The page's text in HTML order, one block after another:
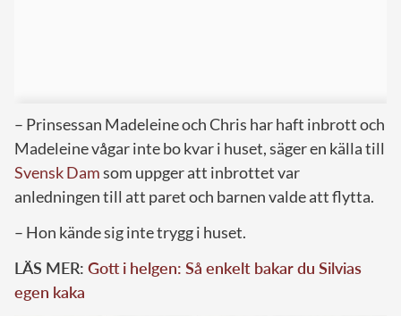
– Prinsessan Madeleine och Chris har haft inbrott och
Madeleine vågar inte bo kvar i huset, säger en källa till
Svensk Damsom uppger att inbrottet var
anledningen till att paret och barnen valde att flytta.
– Hon kände sig inte trygg i huset.
LÄS MER: Gott i helgen: Så enkelt bakar du Silvias
egen kaka